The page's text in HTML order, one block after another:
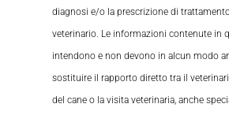
diagnosi e/o la prescrizione di
veterinario. Le informazioni contenute in
intendono e non devono in alcun modo
sostituire il rapporto diretto tra il
del cane o la visita veterinaria, anche